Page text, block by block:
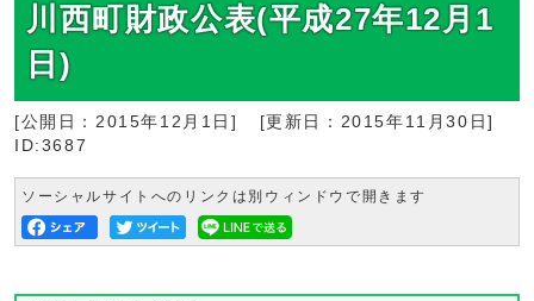
川西町財政公表(平成27年12月1
日)
[公開日： 2015年12月1日 ] [更新日： 2015年11月30日]
ID:3687
ソーシャルサイトへのリンクは別ウィンドウで開きます